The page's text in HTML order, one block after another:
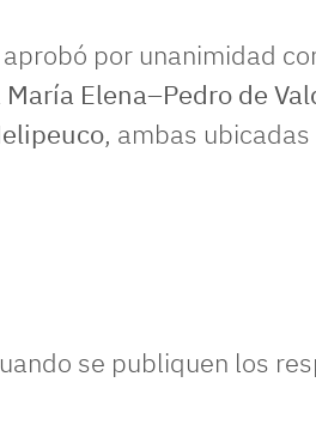
aprobó por unanimidad
María Elena–Pedro de
, ambas
se publiquen los